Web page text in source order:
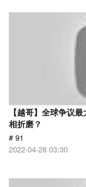
【越哥】全球争议
相折磨？
# 91
2022-04-28 03:30